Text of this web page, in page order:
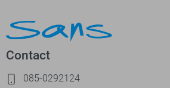
Contact
085-0292124